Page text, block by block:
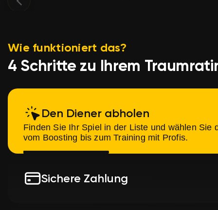
Wie funktioniert das?
4 Schritte zu Ihrem
Den Diener abholen
Finden Sie Ihr Spiel in der Liste und wählen Sie
vom Boosting bis zum Training mit Profis.
Sichere Zahlung